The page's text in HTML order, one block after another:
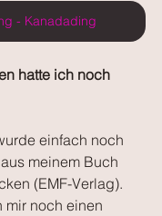
- Kanadading
hatte ich noch
einfach noch
aus meinem Buch
(EMF-Verlag).
mir noch einen